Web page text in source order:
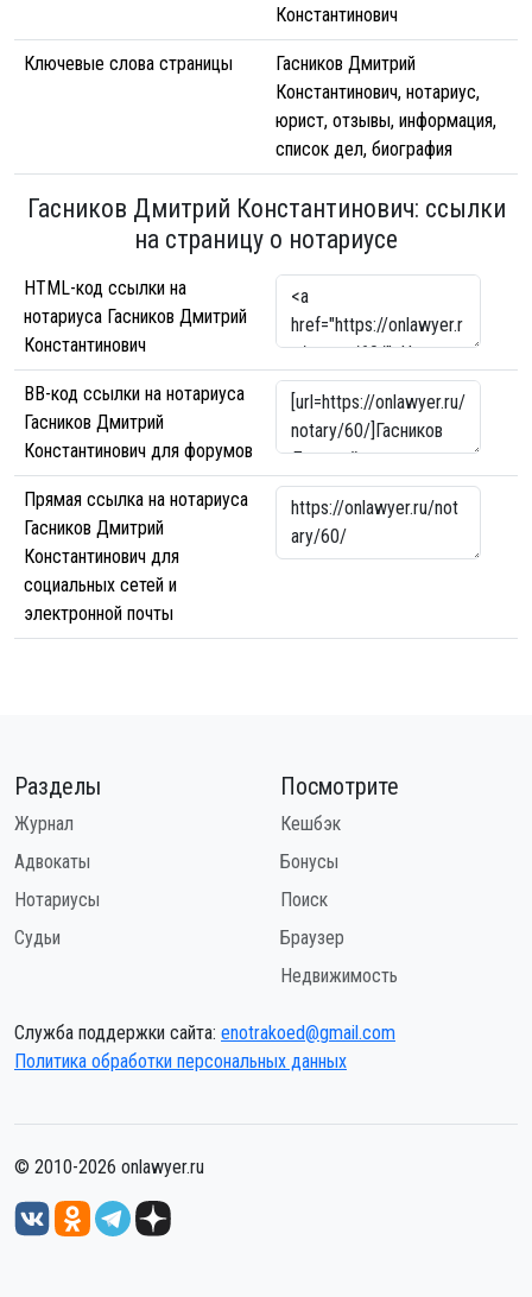
Константинович
Ключевые слова страницы
Гасников Дмитрий
Константинович, нотариус,
юрист, отзывы, информация,
список дел, биография
Гасников Дмитрий Константинович: ссылки
на страницу о нотариусе
HTML-код ссылки на
нотариуса Гасников Дмитрий
Константинович
BB-код ссылки на нотариуса
Гасников Дмитрий
Константинович для форумов
Прямая ссылка на нотариуса
Гасников Дмитрий
Константинович для
социальных сетей и
электронной почты
Разделы
Журнал
Адвокаты
Нотариусы
Судьи
Посмотрите
Кешбэк
Бонусы
Поиск
Браузер
Недвижимость
Служба поддержки сайта: enotrakoed@gmail.com
Политика обработки персональных данных
© 2010-2026 onlawyer.ru